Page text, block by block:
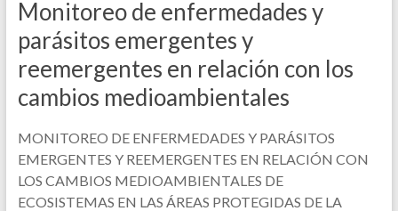
Monitoreo de enfermedades y
parásitos emergentes y
reemergentes en relación con los
cambios medioambientales
MONITOREO DE ENFERMEDADES Y PARÁSITOS
EMERGENTES Y REEMERGENTES EN RELACIÓN CON
LOS CAMBIOS MEDIOAMBIENTALES DE
ECOSISTEMAS EN LAS ÁREAS PROTEGIDAS DE LA